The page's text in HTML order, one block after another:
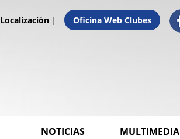
Localización | Oficina Web Clubes
NOTICIAS MULTIMEDIA